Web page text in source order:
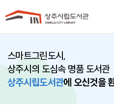
스마트그린도시,
상주시의 도심속 명품 도서관
상주시립도서관에 오신것을